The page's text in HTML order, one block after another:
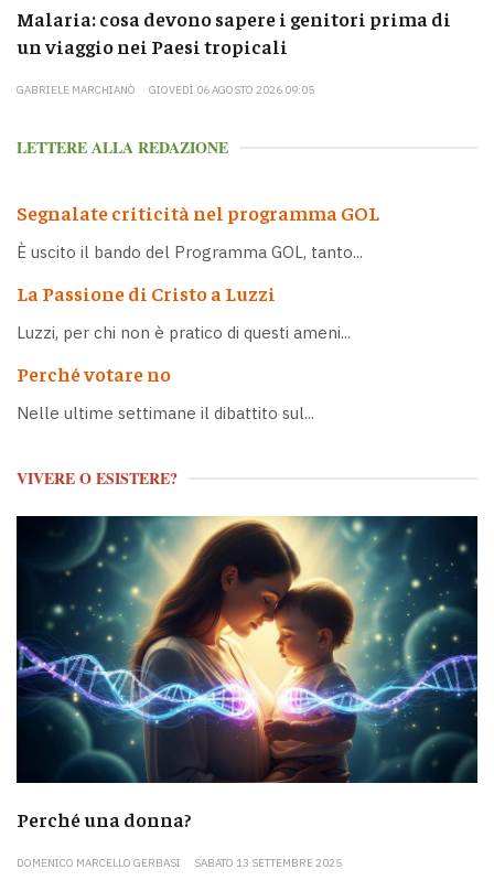
Malaria: cosa devono sapere i genitori prima di
un viaggio nei Paesi tropicali
GABRIELE MARCHIANÒ GIOVEDÌ 06 AGOSTO 2026 09:05
LETTERE ALLA REDAZIONE
Segnalate criticità nel programma GOL
È uscito il bando del Programma GOL, tanto...
La Passione di Cristo a Luzzi
Luzzi, per chi non è pratico di questi ameni...
Perché votare no
Nelle ultime settimane il dibattito sul...
VIVERE O ESISTERE?
Perché una donna?
DOMENICO MARCELLO GERBASI SABATO 13 SETTEMBRE 2025